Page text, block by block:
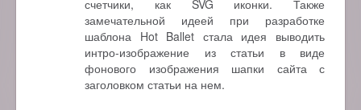
счетчики, как SVG иконки. Также
замечательной идеей при разработке
шаблона Hot Ballet стала идея выводить
интро-изображение из статьи в виде
фонового изображения шапки сайта с
заголовком статьи на нем.